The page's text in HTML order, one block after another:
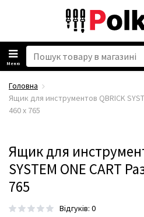
Меню
Головна
Ящик для инструментов QBRICK
460 x 765
Ящик для
SYSTEM ONE CART
765
Відгуків: 0